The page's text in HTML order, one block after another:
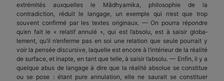
extrémités auxquelles le Mâdhyamika, philosophie de la
contradiction, réduit le langage, un exemple qui n’est que trop
souvent confirmé par les textes originaux. — On pourra répondre
qu’en fait le « relatif annulé », qui est l’absolu, est à saisir globa­
lement, qu’il n’enferme pas en soi une relation que seule pourrait y
voir la pensée discursive, laquelle est encore à l’intérieur de la réalité
de surface, et inapte, en tant que telle, à saisir l’absolu. — Enfin, il y a
quelque abus de langage à dire que la réalité absolue se constitue
ou se pose : étant pure annulation, elle ne saurait se constituer